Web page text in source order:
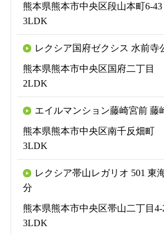
熊本県熊本市中央区段山本町6-43
3LDK
レクシア国府ゼクシス 水前寺
熊本県熊本市中央区国府二丁目
2LDK
エイルマンション藤崎宮前 藤
熊本県熊本市中央区南千反畑町
3LDK
レクシア帯山レガリオ 501 東
分
熊本県熊本市中央区帯山二丁目4-
3LDK